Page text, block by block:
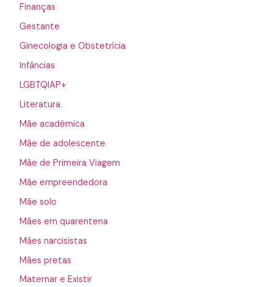
Finanças
Gestante
Ginecologia e Obstetrícia
Infâncias
LGBTQIAP+
Literatura
Mãe acadêmica
Mãe de adolescente
Mãe de Primeira Viagem
Mãe empreendedora
Mãe solo
Mães em quarentena
Mães narcisistas
Mães pretas
Maternar e Existir